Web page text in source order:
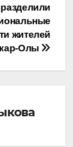
разделили
жителей
Олы